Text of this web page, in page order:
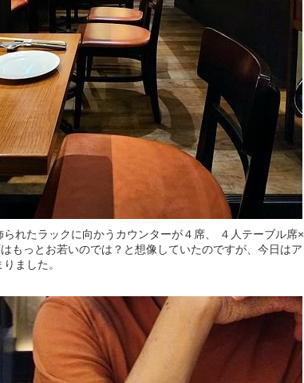
れたラックに向かうカウンターが４席、 ４人テーブル席×
もっとお若いのでは？と想像していたのですが、今日はア
ました。